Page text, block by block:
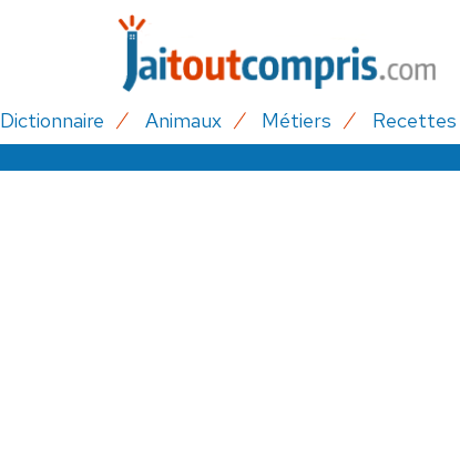
Dictionnaire Animaux Métiers Recettes